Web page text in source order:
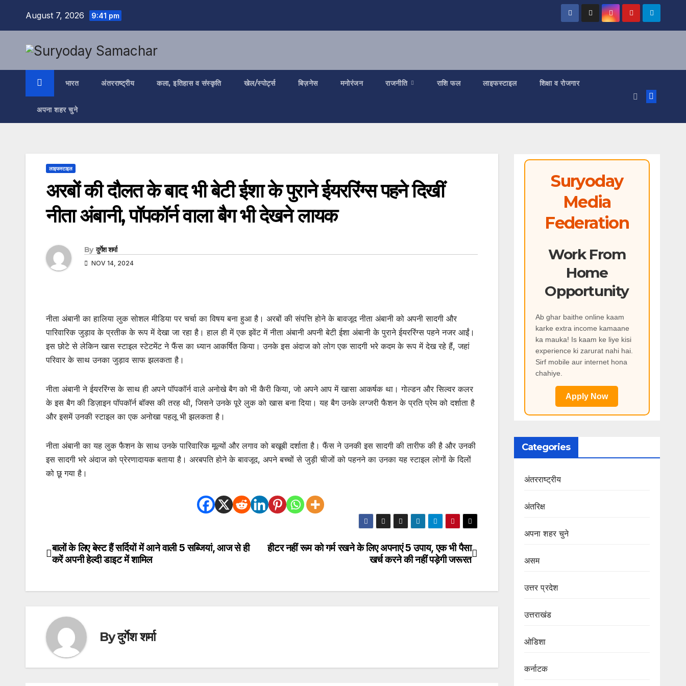
August 7, 2026 9:41 pm
भारत अंतरराष्ट्रीय कला, इतिहास व संस्कृति खेल/स्पोर्ट्स बिज़नेस मनोरंजन राजनीति राशि फल लाइफस्टाइल शिक्षा व रोजगार
अपना शहर चुने
लाइफस्टाइल
अरबों की दौलत के बाद भी बेटी ईशा के पुराने ईयररिंग्स पहने दिखीं
नीता अंबानी, पॉपकॉर्न वाला बैग भी देखने लायक​
By दुर्गेश शर्मा
NOV 14, 2024
नीता अंबानी का हालिया लुक सोशल मीडिया पर चर्चा का विषय बना हुआ है। अरबों की संपत्ति होने के बावजूद नीता अंबानी को अपनी सादगी और
पारिवारिक जुड़ाव के प्रतीक के रूप में देखा जा रहा है। हाल ही में एक इवेंट में नीता अंबानी अपनी बेटी ईशा अंबानी के पुराने ईयररिंग्स पहने नजर आईं।
इस छोटे से लेकिन खास स्टाइल स्टेटमेंट ने फैंस का ध्यान आकर्षित किया। उनके इस अंदाज को लोग एक सादगी भरे कदम के रूप में देख रहे हैं, जहां
परिवार के साथ उनका जुड़ाव साफ झलकता है।
नीता अंबानी ने ईयररिंग्स के साथ ही अपने पॉपकॉर्न वाले अनोखे बैग को भी कैरी किया, जो अपने आप में खासा आकर्षक था। गोल्डन और सिल्वर कलर
के इस बैग की डिज़ाइन पॉपकॉर्न बॉक्स की तरह थी, जिसने उनके पूरे लुक को खास बना दिया। यह बैग उनके लग्जरी फैशन के प्रति प्रेम को दर्शाता है
और इसमें उनकी स्टाइल का एक अनोखा पहलू भी झलकता है।
नीता अंबानी का यह लुक फैशन के साथ उनके पारिवारिक मूल्यों और लगाव को बखूबी दर्शाता है। फैंस ने उनकी इस सादगी की तारीफ की है और उनकी
इस सादगी भरे अंदाज को प्रेरणादायक बताया है। अरबपति होने के बावजूद, अपने बच्चों से जुड़ी चीजों को पहनने का उनका यह स्टाइल लोगों के दिलों
को छू गया है।
Post
हीटर नहीं रूम को गर्म रखने के लिए अपनाएं 5 उपाय, एक भी पैसा
खर्च करने की नहीं पड़ेगी जरूरत
बालों के लिए बेस्ट हैं सर्दियों में आने वाली 5 सब्जियां, आज से ही
करें अपनी हेल्दी डाइट में शामिल
Byदुर्गेश शर्मा
Suryoday
Media
Federation
Work From
Home
Opportunity
Ab ghar baithe online kaam
karke extra income kamaane
ka mauka! Is kaam ke liye kisi
experience ki zarurat nahi hai.
Sirf mobile aur internet hona
chahiye.
Apply Now
Categories
अंतरराष्ट्रीय
अंतरिक्ष
अपना शहर चुने
असम
उत्तर प्रदेश
उत्तराखंड
ओडिशा
कर्नाटक